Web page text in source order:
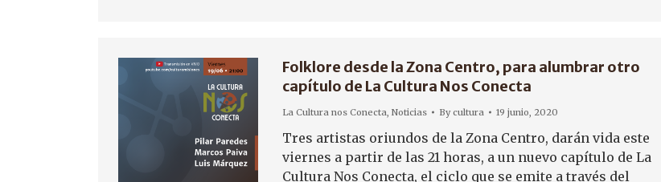
Folklore desde la Zona Centro, para alumbrar otro
capítulo de La Cultura Nos Conecta
La Cultura nos Conecta, Noticias Bycultura 19 junio, 2020
Tres artistas oriundos de la Zona Centro, darán vida este
viernes a partir de las 21 horas, a un nuevo capítulo de La
Cultura Nos Conecta, el ciclo que se emite a través del